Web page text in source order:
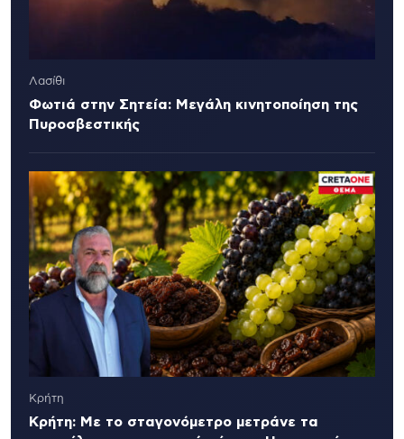
Λασίθι
Φωτιά στην Σητεία: Μεγάλη κινητοποίηση της
Πυροσβεστικής
Κρήτη
Κρήτη: Με το σταγονόμετρο μετράνε τα